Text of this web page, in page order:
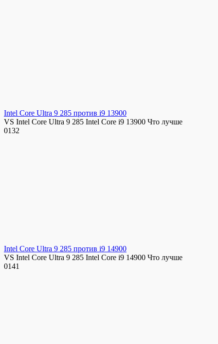
Intel Core Ultra 9 285 против i9 13900
VS Intel Core Ultra 9 285 Intel Core i9 13900 Что лучше
0132
Intel Core Ultra 9 285 против i9 14900
VS Intel Core Ultra 9 285 Intel Core i9 14900 Что лучше
0141